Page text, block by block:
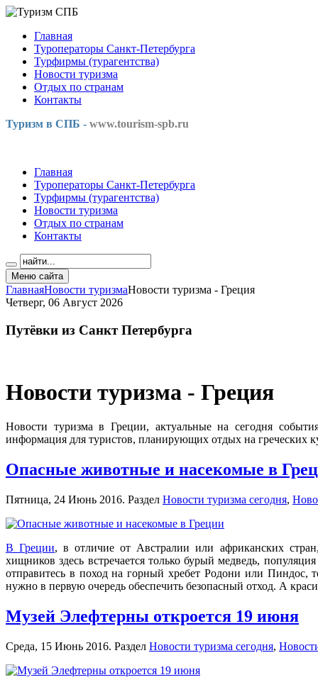
Главная
Туроператоры Санкт-Петербурга
Турфирмы (турагентства)
Новости туризма
Отдых по странам
Контакты
Туризм в СПБ - www.tourism-spb.ru
Главная
Туроператоры Санкт-Петербурга
Турфирмы (турагентства)
Новости туризма
Отдых по странам
Контакты
Меню сайта
ГлавнаяНовости туризмаНовости туризма - Греция
Четверг, 06 Август 2026
Путёвки из Санкт Петербурга
Новости туризма - Греция
Новости туризма в Греции, актуальные на сегодня
информация для туристов, планирующих отдых на греческих
Опасные животные и насекомые в
Пятница, 24 Июнь 2016. Раздел Новости туризма сегодня,
В Греции, в отличие от Австралии или африканских
хищников здесь встречается только бурый медведь,
отправитесь в поход на горный хребет Родони или Пиндос,
нужно в первую очередь обеспечить безопасный отход. А
Музей Элефтерны откроется 19 июня
Среда, 15 Июнь 2016. Раздел Новости туризма сегодня,